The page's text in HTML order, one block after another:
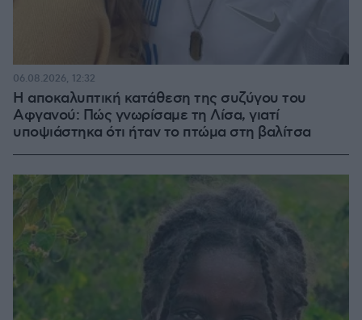
Η αποκαλυπτική κατάθεση της συζύγου του
Αφγανού: Πώς γνωρίσαμε τη Λίσα, γιατί
υποψιάστηκα ότι ήταν το πτώμα στη βαλίτσα
06.08.2026, 12:32